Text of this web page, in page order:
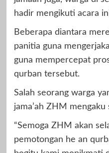
hadir mengikuti acara
Beberapa diantara
panitia guna
guna mempercepat
qurban tersebut.
Salah seorang warga
jama’ah ZHM
“Semoga ZHM akan
pemotongan he an